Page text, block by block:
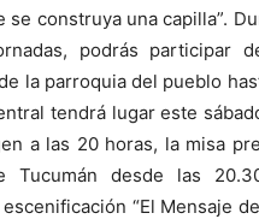
se construya una capilla”.
podrás participar
la parroquia del pueblo
tendrá lugar este
a las 20 horas, la misa
Tucumán desde las
“El Mensaje